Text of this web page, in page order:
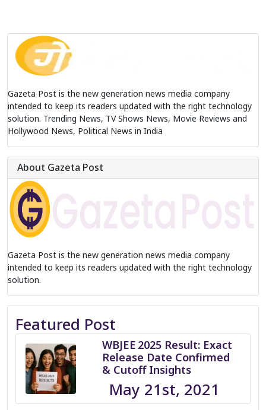
Gazeta Post is the new generation news media company
intended to keep its readers updated with the right technology
solution. Trending News, TV Shows News, Movie Reviews and
Hollywood News, Political News in India
About Gazeta Post
Gazeta Post is the new generation news media company
intended to keep its readers updated with the right technology
solution.
Featured Post
WBJEE 2025 Result: Exact
Release Date Confirmed
& Cutoff Insights
May 21st, 2021